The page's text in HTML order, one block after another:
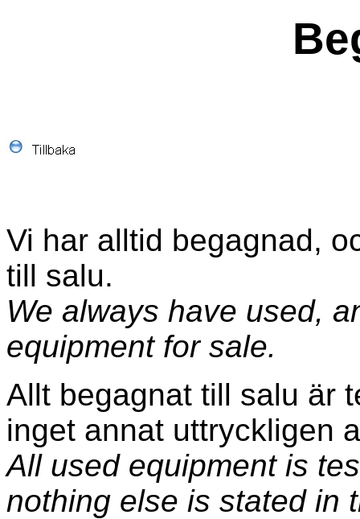
Vi har alltid begagnad,
till salu.
We always have used,
equipment for sale.
Allt begagnat till salu är
inget annat uttryckligen
All used equipment is
nothing else is stated in